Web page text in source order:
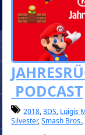
PODCAST
2018,3DS, Luigis
Silvester,Smash Bros.